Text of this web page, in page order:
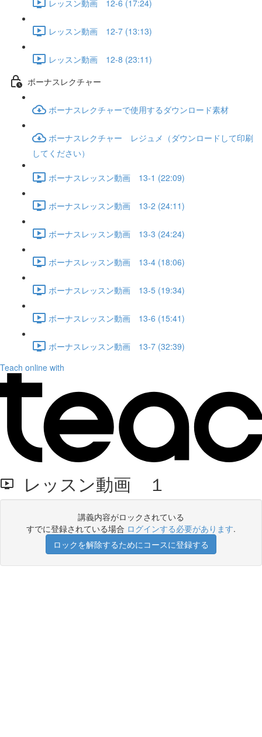
レッスン動画 12-6 (17:24)
レッスン動画 12-7 (13:13)
レッスン動画 12-8 (23:11)
ボーナスレクチャー
ボーナスレクチャーで使用するダウンロード素材
ボーナスレクチャー レジュメ（ダウンロードして印刷
してください）
ボーナスレッスン動画 13-1 (22:09)
ボーナスレッスン動画 13-2 (24:11)
ボーナスレッスン動画 13-3 (24:24)
ボーナスレッスン動画 13-4 (18:06)
ボーナスレッスン動画 13-5 (19:34)
ボーナスレッスン動画 13-6 (15:41)
ボーナスレッスン動画 13-7 (32:39)
Teach online with
レッスン動画 １
講義内容がロックされている
すでに登録されている場合 ログインする必要があります.
ロックを解除するためにコースに登録する